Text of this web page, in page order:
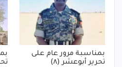
بمناسبة مرور عام على
تحرير أبوعشر (٨)